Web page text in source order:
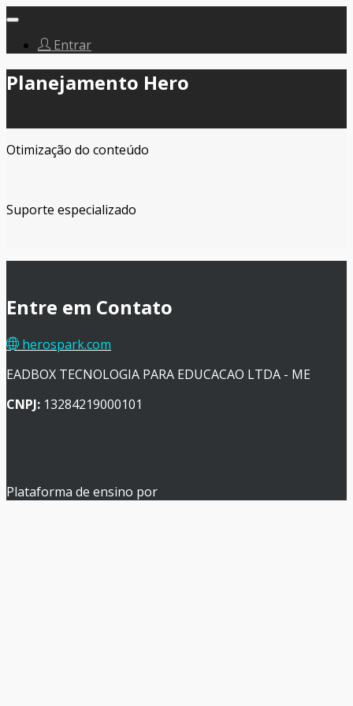
Abrir
navegaçãoEntrar
Planejamento Hero
Otimização do conteúdo
Suporte especializado
Entre em Contato
herospark.com
EADBOX TECNOLOGIA PARA EDUCACAO LTDA - ME
CNPJ: 13284219000101
Plataforma de ensino por